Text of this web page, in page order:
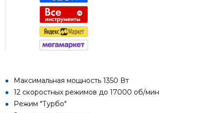
Максимальная мощность 1350 Вт
12 скоростных режимов до 17000 об/мин
Режим "Турбо"